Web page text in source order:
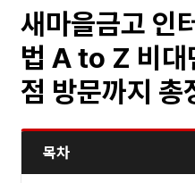
새마을금고 인
법 A to Z 비대
점 방문까지 총
목차